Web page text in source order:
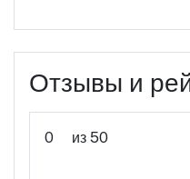
Отзывы и
0 из 50